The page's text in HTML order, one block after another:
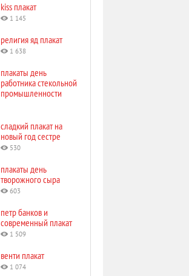
kiss плакат
1 145
религия яд плакат
1 638
плакаты день
работника стекольной
промышленности
сладкий плакат на
новый год сестре
530
плакаты день
творожного сыра
603
петр банков и
современный плакат
1 509
венти плакат
1 074